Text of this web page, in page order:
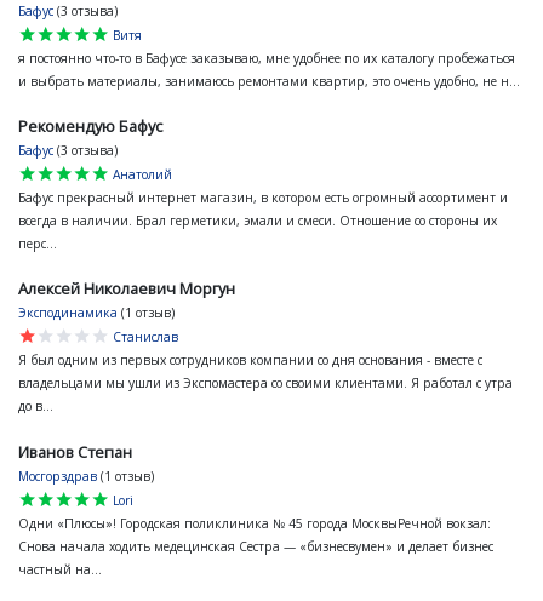
Бафус (3 отзыва)
star
star
star
star
star
Витя
я постоянно что-то в Бафусе заказываю, мне удобнее по их каталогу пробежаться
и выбрать материалы, занимаюсь ремонтами квартир, это очень удобно, не н...
Рекомендую Бафус
Бафус (3 отзыва)
star
star
star
star
star
Анатолий
Бафус прекрасный интернет магазин, в котором есть огромный ассортимент и
всегда в наличии. Брал герметики, эмали и смеси. Отношение со стороны их
перс...
Алексей Николаевич Моргун
Эксподинамика (1 отзыв)
star
star
star
star
star
Станислав
Я был одним из первых сотрудников компании со дня основания - вместе с
владельцами мы ушли из Экспомастера со своими клиентами. Я работал с утра
до в...
Иванов Степан
Мосгорздрав (1 отзыв)
star
star
star
star
star
Lori
Одни «Плюсы»! Городская поликлиника № 45 города МосквыРечной вокзал:
Снова начала ходить медецинская Сестра — «бизнесвумен» и делает бизнес
частный на...